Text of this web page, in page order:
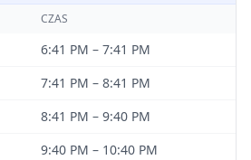
CZAS
6:41 PM – 7:41 PM
7:41 PM – 8:41 PM
8:41 PM – 9:40 PM
9:40 PM – 10:40 PM